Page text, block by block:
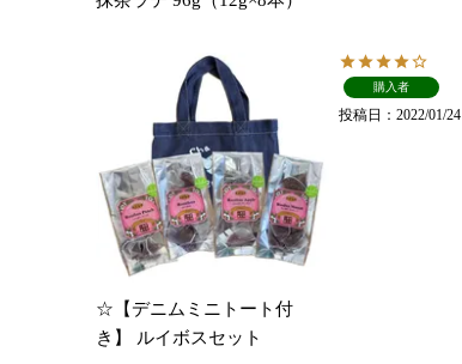
☆【デニムミニトート付
き】 ルイボスセット
購入者
投稿日 2022/01/24